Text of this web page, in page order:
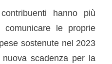
hanno più
le proprie
sostenute nel 2023
scadenza per la